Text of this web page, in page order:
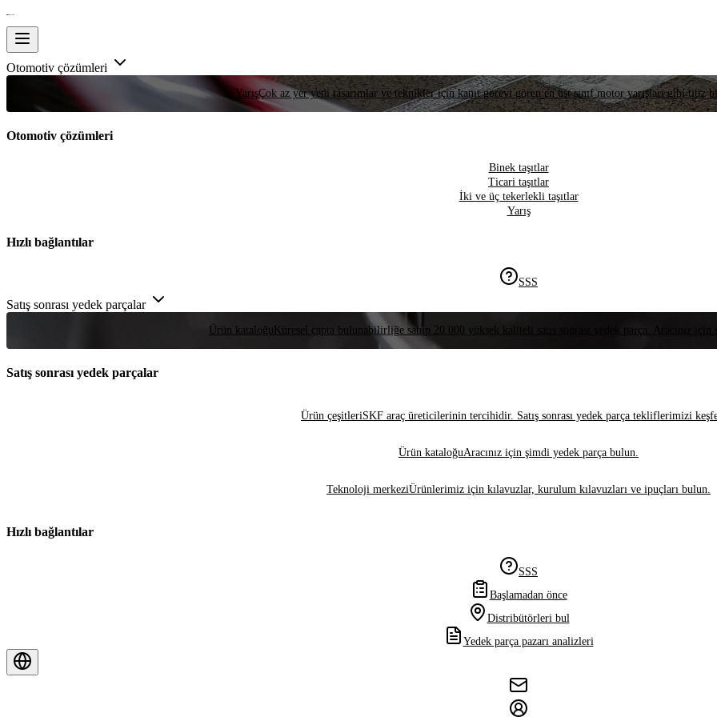
Otomotiv çözümleri
YarışÇok az yer yeni tasarımlar ve teknikler için kanıt görevi gören en üst sınıf motor yarışları gibi titiz
Otomotiv çözümleri
Binek taşıtlar
Ticari taşıtlar
İki ve üç tekerlekli taşıtlar
Yarış
Hızlı bağlantılar
SSS
Satış sonrası yedek parçalar
Ürün kataloğu Küresel çapta bulunabilirliğe sahip 20.000 yüksek kaliteli satış sonrası yedek parça. Aracınız
Satış sonrası yedek parçalar
Ürün çeşitleriSKF araç üreticilerinin tercihidir. Satış sonrası yedek parça tekliflerimizi
Ürün kataloğuAracınız için şimdi yedek parça bulun.
Teknoloji merkeziÜrünlerimiz için kılavuzlar, kurulum kılavuzları ve ipuçları bulun.
Hızlı bağlantılar
SSS
Başlamadan önce
Distribütörleri bul
Yedek parça pazarı analizleri